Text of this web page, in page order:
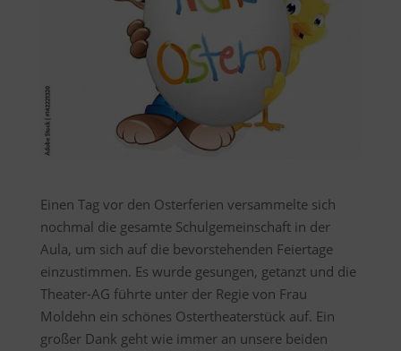
Einen Tag vor den Osterferien versammelte sich
nochmal die gesamte Schulgemeinschaft in der
Aula, um sich auf die bevorstehenden Feiertage
einzustimmen. Es wurde gesungen, getanzt und die
Theater-AG führte unter der Regie von Frau
Moldehn ein schönes Ostertheaterstück auf. Ein
großer Dank geht wie immer an unsere beiden